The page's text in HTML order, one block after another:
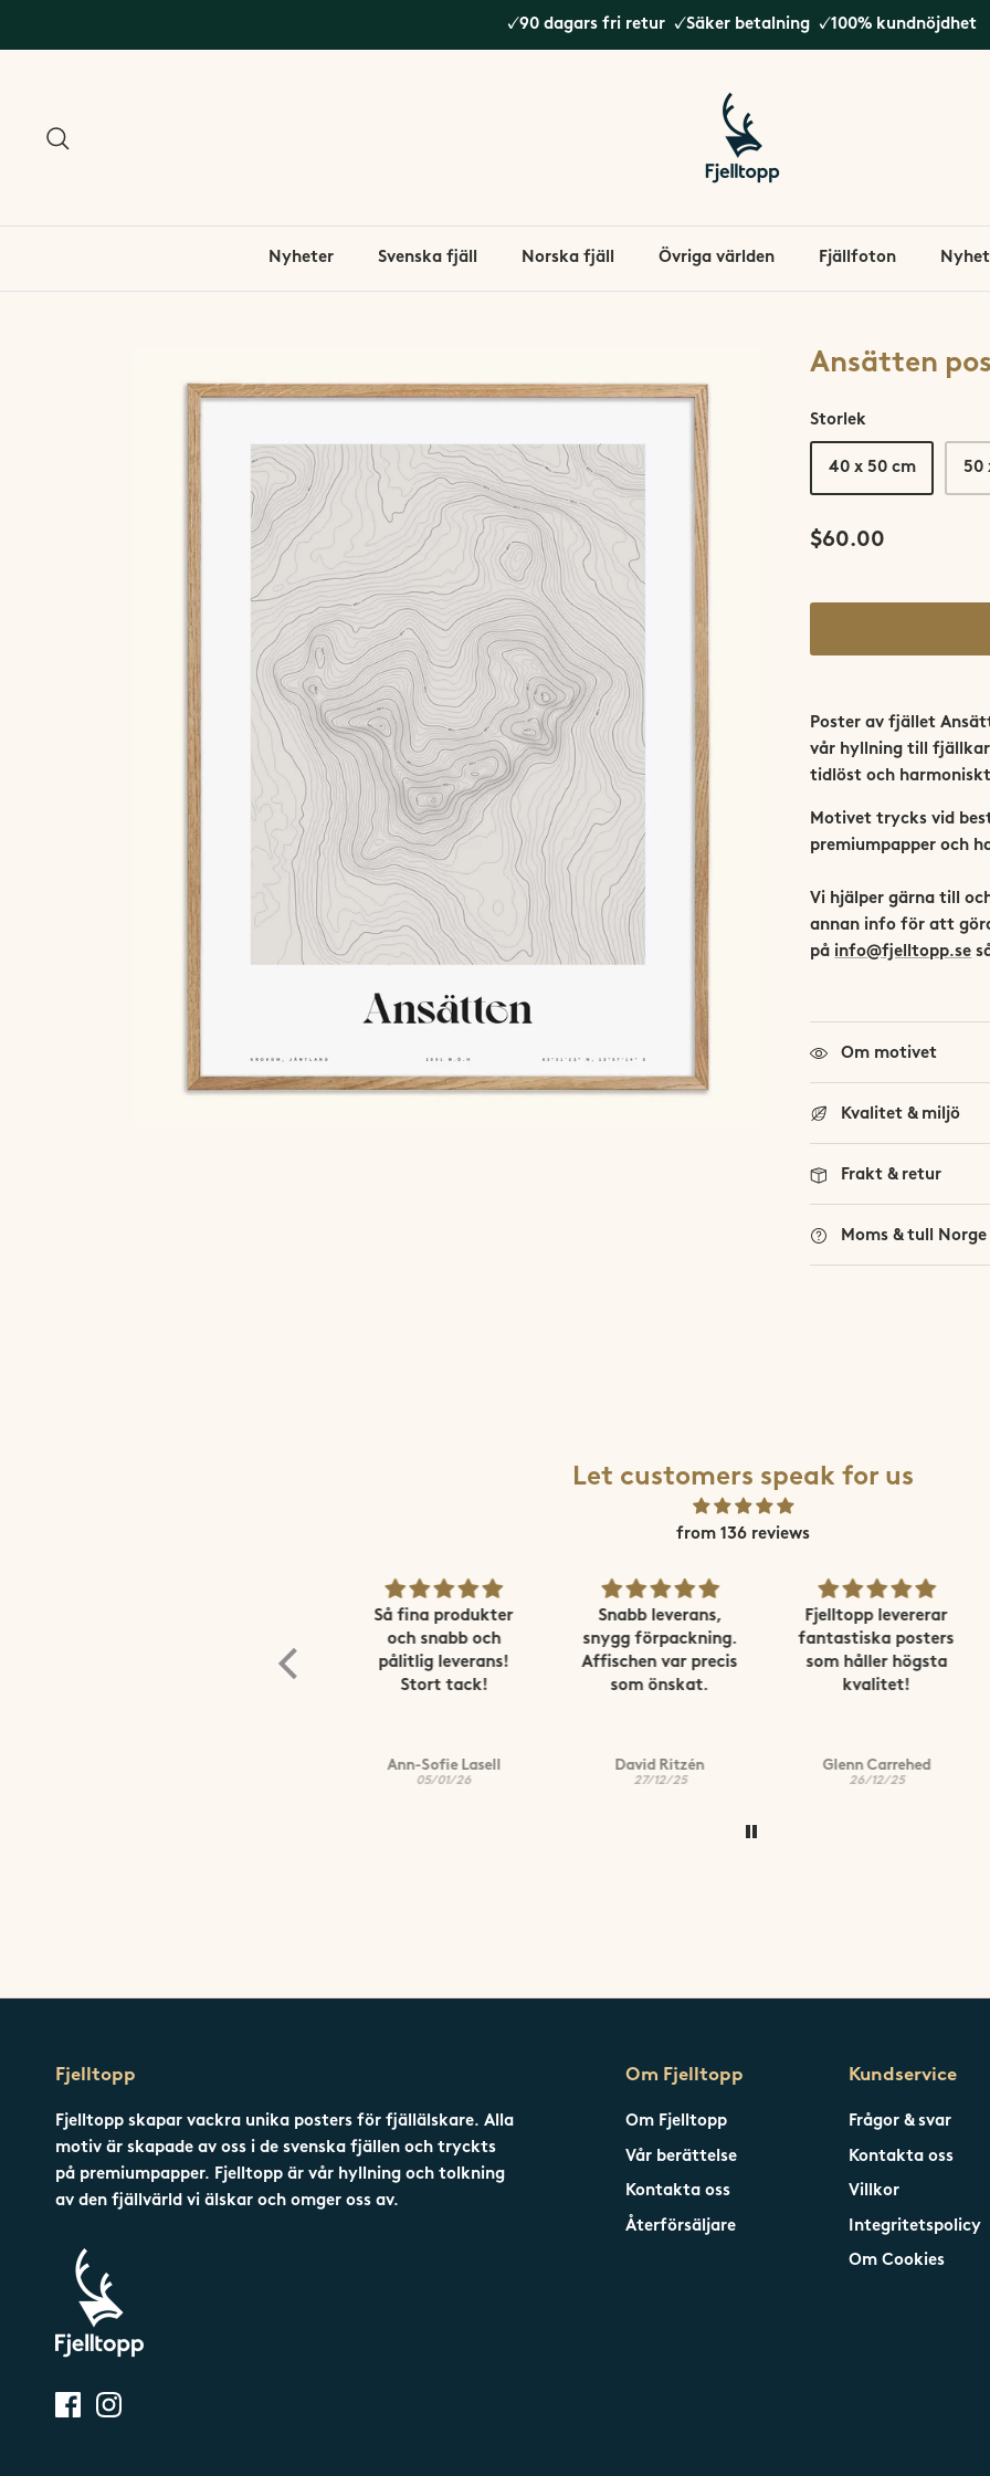
✓90 dagars fri retur ✓Säker betalning ✓100% kundnöjdhet
Nyheter Svenska fjäll Norska fjäll Övriga världen Fjällfoton
Ansätten
Storlek
40 x 50 cm 50
$60.00
Poster av fjället
vår hyllning till
tidlöst och
Motivet trycks vid
premiumpapper och
Vi hjälper gärna till
annan info för att
på info@fjelltopp.se
Om motivet
Kvalitet & miljö
Frakt & retur
Moms & tull Norge
Let customers speak for us
from 136 reviews
Så fina produkter
och snabb och
pålitlig leverans!
Stort tack!
Ann-Sofie Lasell
05/01/26
Snabb leverans,
snygg förpackning.
Affischen var precis
som önskat.
David Ritzén
27/12/25
Fjelltopp levererar
fantastiska posters
som håller högsta
kvalitet!
Glenn Carrehed
26/12/25
Fjelltopp
Fjelltopp skapar vackra unika posters för fjällälskare. Alla
motiv är skapade av oss i de svenska fjällen och tryckts
på premiumpapper. Fjelltopp är vår hyllning och tolkning
av den fjällvärld vi älskar och omger oss av.
Om Fjelltopp
Om Fjelltopp
Vår berättelse
Kontakta oss
Återförsäljare
Kundservice
Frågor & svar
Kontakta oss
Villkor
Integritetspolicy
Om Cookies